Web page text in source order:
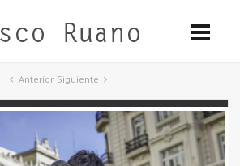
Anterior Siguiente